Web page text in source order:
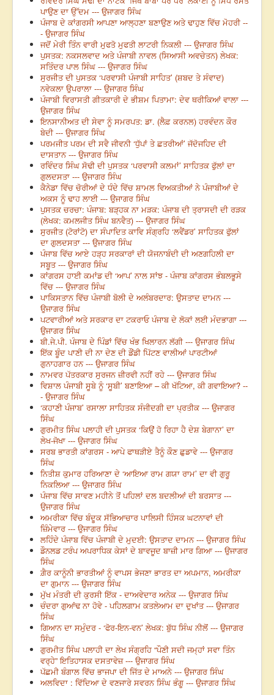
ਪਾਉਣ ਦਾ ਉੱਦਮ --- ਉਜਾਗਰ ਸਿੰਘ
ਪੰਜਾਬ ਦੇ ਕਾਂਗਰਸੀ ਆਪਣਾ ਆਲ੍ਹਣਾ ਬਣਾਉਣ ਅਤੇ ਢਾਹੁਣ ਵਿੱਚ ਮੋਹਰੀ --
- ਉਜਾਗਰ ਸਿੰਘ
ਜਦੋਂ ਮੇਰੀ ਤਿੰਨ ਵਾਰੀ ਮੁਫਤੋ ਮੁਫਤੀ ਲਾਟਰੀ ਨਿਕਲੀ --- ਉਜਾਗਰ ਸਿੰਘ
ਪੁਸਤਕ: ਨਕਸਲਵਾਦ ਅਤੇ ਪੰਜਾਬੀ ਨਾਵਲ (ਸਿਆਸੀ ਅਵਚੇਤਨ) ਲੇਖਕ:
ਸਤਿੰਦਰ ਪਾਲ ਸਿੰਘ --- ਉਜਾਗਰ ਸਿੰਘ
ਸੁਰਜੀਤ ਦੀ ਪੁਸਤਕ ‘ਪਰਵਾਸੀ ਪੰਜਾਬੀ ਸਾਹਿਤ’ (ਸ਼ਬਦ ਤੇ ਸੰਵਾਦ)
ਨਵੇਕਲਾ ਉਪਰਾਲਾ --- ਉਜਾਗਰ ਸਿੰਘ
ਪੰਜਾਬੀ ਵਿਰਾਸਤੀ ਗੀਤਕਾਰੀ ਦੇ ਭੀਸ਼ਮ ਪਿਤਾਮਾ: ਦੇਵ ਥਰੀਕਿਆਂ ਵਾਲਾ ---
ਉਜਾਗਰ ਸਿੰਘ
ਇਨਸਾਨੀਅਤ ਦੀ ਸੇਵਾ ਨੂੰ ਸਮਰਪਤ: ਡਾ. (ਲੈਫ਼ ਕਰਨਲ) ਹਰਵੰਦਨ ਕੌਰ
ਬੇਦੀ --- ਉਜਾਗਰ ਸਿੰਘ
ਪਰਮਜੀਤ ਪਰਮ ਦੀ ਸਵੈ ਜੀਵਨੀ ‘ਧੁੱਪਾਂ ਤੇ ਛਤਰੀਆਂ’ ਜੱਦੋਜਹਿਦ ਦੀ
ਦਾਸਤਾਨ --- ਉਜਾਗਰ ਸਿੰਘ
ਰਵਿੰਦਰ ਸਿੰਘ ਸੋਢੀ ਦੀ ਪੁਸਤਕ ‘ਪਰਵਾਸੀ ਕਲਮਾਂ’ ਸਾਹਿਤਕ ਫੁੱਲਾਂ ਦਾ
ਗੁਲਦਸਤਾ --- ਉਜਾਗਰ ਸਿੰਘ
ਕੈਨੇਡਾ ਵਿੱਚ ਚੋਰੀਆਂ ਦੇ ਧੰਦੇ ਵਿੱਚ ਸ਼ਾਮਲ ਵਿਅਕਤੀਆਂ ਨੇ ਪੰਜਾਬੀਆਂ ਦੇ
ਅਕਸ ਨੂੰ ਢਾਹ ਲਾਈ --- ਉਜਾਗਰ ਸਿੰਘ
ਪੁਸਤਕ ਚਰਚਾ: ਪੰਜਾਬ: ਬੜ੍ਹਕ ਨਾ ਮੜਕ: ਪੰਜਾਬ ਦੀ ਤ੍ਰਾਸਦੀ ਦੀ ਰੜਕ
(ਲੇਖਕ: ਕਮਲਜੀਤ ਸਿੰਘ ਬਨਵੈਤ) --- ਉਜਾਗਰ ਸਿੰਘ
ਸੁਰਜੀਤ (ਟੋਰਾਂਟੋ) ਦਾ ਸੰਪਾਦਿਤ ਕਾਵਿ ਸੰਗ੍ਰਹਿ ‘ਲਵੈਂਡਰ’ ਸਾਹਿਤਕ ਫੁੱਲਾਂ
ਦਾ ਗੁਲਦਸਤਾ --- ਉਜਾਗਰ ਸਿੰਘ
ਪੰਜਾਬ ਵਿੱਚ ਆਏ ਹੜ੍ਹ ਸਰਕਾਰਾਂ ਦੀ ਯੋਜਨਾਬੰਦੀ ਦੀ ਅਣਗਹਿਲੀ ਦਾ
ਸਬੂਤ --- ਉਜਾਗਰ ਸਿੰਘ
ਕਾਂਗਰਸ ਹਾਈ ਕਮਾਂਡ ਦੀ ‘ਆਪ’ ਨਾਲ ਸਾਂਝ - ਪੰਜਾਬ ਕਾਂਗਰਸ ਭੰਬਲਭੂਸੇ
ਵਿੱਚ --- ਉਜਾਗਰ ਸਿੰਘ
ਪਾਕਿਸਤਾਨ ਵਿੱਚ ਪੰਜਾਬੀ ਬੋਲੀ ਦੇ ਅਲੰਬਰਦਾਰ: ਉਸਤਾਦ ਦਾਮਨ ---
ਉਜਾਗਰ ਸਿੰਘ
ਪਟਵਾਰੀਆਂ ਅਤੇ ਸਰਕਾਰ ਦਾ ਟਕਰਾਓ ਪੰਜਾਬ ਦੇ ਲੋਕਾਂ ਲਈ ਮੰਦਭਾਗਾ ---
ਉਜਾਗਰ ਸਿੰਘ
ਬੀ.ਜੇ.ਪੀ. ਪੰਜਾਬ ਦੇ ਪਿੰਡਾਂ ਵਿੱਚ ਖੰਭ ਖਿਲਾਰਨ ਲੱਗੀ --- ਉਜਾਗਰ ਸਿੰਘ
ਇੱਕ ਬੂੰਦ ਪਾਣੀ ਦੀ ਨਾ ਦੇਣ ਦੀ ਡੌਂਡੀ ਪਿੱਟਣ ਵਾਲੀਆਂ ਪਾਰਟੀਆਂ
ਗੁਨਾਹਗਾਰ ਹਨ --- ਉਜਾਗਰ ਸਿੰਘ
ਨਾਮਵਰ ਪੱਤਰਕਾਰ ਸੁਰਜਨ ਜ਼ੀਰਵੀ ਨਹੀਂ ਰਹੇ --- ਉਜਾਗਰ ਸਿੰਘ
ਵਿਸ਼ਾਲ ਪੰਜਾਬੀ ਸੂਬੇ ਨੂੰ ‘ਸੂਬੀ’ ਬਣਾਇਆ – ਕੀ ਖੱਟਿਆ, ਕੀ ਗਵਾਇਆ? --
- ਉਜਾਗਰ ਸਿੰਘ
‘ਕਹਾਣੀ ਪੰਜਾਬ’ ਰਸਾਲਾ ਸਾਹਿਤਕ ਸੰਜੀਦਗੀ ਦਾ ਪ੍ਰਤੀਕ --- ਉਜਾਗਰ
ਸਿੰਘ
ਗੁਰਮੀਤ ਸਿੰਘ ਪਲਾਹੀ ਦੀ ਪੁਸਤਕ ‘ਕਿਉਂ ਹੋ ਰਿਹਾ ਹੈ ਦੇਸ਼ ਬੇਗਾਨਾ’ ਦਾ
ਲੇਖ-ਜੋਖਾ --- ਉਜਾਗਰ ਸਿੰਘ
ਸਰਬ ਭਾਰਤੀ ਕਾਂਗਰਸ - ਆਪੇ ਫਾਥੜੀਏ ਤੈਨੂੰ ਕੌਣ ਛੁਡਾਵੇ --- ਉਜਾਗਰ
ਸਿੰਘ
ਨਿਤੀਸ਼ ਕੁਮਾਰ ਹਰਿਆਣਾ ਦੇ ‘ਆਇਆ ਰਾਮ ਗਯਾ ਰਾਮ’ ਦਾ ਵੀ ਗੁਰੂ
ਨਿਕਲਿਆ --- ਉਜਾਗਰ ਸਿੰਘ
ਪੰਜਾਬ ਵਿੱਚ ਸਾਵਣ ਮਹੀਨੇ ਤੋਂ ਪਹਿਲਾਂ ਦਲ ਬਦਲੀਆਂ ਦੀ ਬਰਸਾਤ ---
ਉਜਾਗਰ ਸਿੰਘ
ਅਮਰੀਕਾ ਵਿੱਚ ਬੰਦੂਕ ਸੱਭਿਆਚਾਰ ਪਾਲਿਸੀ ਹਿੰਸਕ ਘਟਨਾਵਾਂ ਦੀ
ਜ਼ਿੰਮੇਵਾਰ --- ਉਜਾਗਰ ਸਿੰਘ
ਲਹਿੰਦੇ ਪੰਜਾਬ ਵਿੱਚ ਪੰਜਾਬੀ ਦੇ ਮੁਦਈ: ਉਸਤਾਦ ਦਾਮਨ --- ਉਜਾਗਰ ਸਿੰਘ
ਡੌਨਲਡ ਟਰੰਪ ਅਪਰਾਧਿਕ ਕੇਸਾਂ ਦੇ ਬਾਵਜੂਦ ਬਾਜ਼ੀ ਮਾਰ ਗਿਆ --- ਉਜਾਗਰ
ਸਿੰਘ
ਗ਼ੈਰ ਕਾਨੂੰਨੀ ਭਾਰਤੀਆਂ ਨੂੰ ਵਾਪਸ ਭੇਜਣਾ ਭਾਰਤ ਦਾ ਅਪਮਾਨ, ਅਮਰੀਕਾ
ਦਾ ਗੁਮਾਨ --- ਉਜਾਗਰ ਸਿੰਘ
ਮੁੱਖ ਮੰਤਰੀ ਦੀ ਕੁਰਸੀ ਇੱਕ - ਦਾਅਵੇਦਾਰ ਅਨੇਕ --- ਉਜਾਗਰ ਸਿੰਘ
ਚੰਦਰਾ ਗੁਆਂਢ ਨਾ ਹੋਵੇ - ਪਹਿਲਗਾਮ ਕਤਲੇਆਮ ਦਾ ਦੁਖਾਂਤ --- ਉਜਾਗਰ
ਸਿੰਘ
ਗਿਆਨ ਦਾ ਸਮੁੰਦਰ - ‘ਫੋਰ-ਇਨ-ਵਨ’ ਲੇਖਕ: ਬੁੱਧ ਸਿੰਘ ਨੀਲੋਂ --- ਉਜਾਗਰ
ਸਿੰਘ
ਗੁਰਮੀਤ ਸਿੰਘ ਪਲਾਹੀ ਦਾ ਲੇਖ ਸੰਗ੍ਰਹਿ “ਪੌਣੀ ਸਦੀ ਜਮ੍ਹਾਂ ਸਵਾ ਤਿੰਨ
ਵਰ੍ਹੇ” ਇਤਿਹਾਸਕ ਦਸਤਾਵੇਜ਼ --- ਉਜਾਗਰ ਸਿੰਘ
ਪੱਛਮੀ ਬੰਗਾਲ ਵਿੱਚ ਭਾਜਪਾ ਦੀ ਜਿੱਤ ਦੇ ਮਾਅਨੇ --- ਉਜਾਗਰ ਸਿੰਘ
ਅਲਵਿਦਾ : ਵਿੱਦਿਆ ਦੇ ਵਣਜਾਰੇ ਸਵਰਨ ਸਿੰਘ ਭੰਗੂ --- ਉਜਾਗਰ ਸਿੰਘ